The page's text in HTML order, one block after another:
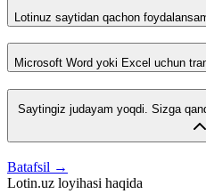
Lotinuz saytidan qachon
Microsoft Word yoki Excel uchun
Saytingiz judayam yoqdi. Sizga
Batafsil →
Lotin.uz loyihasi haqida